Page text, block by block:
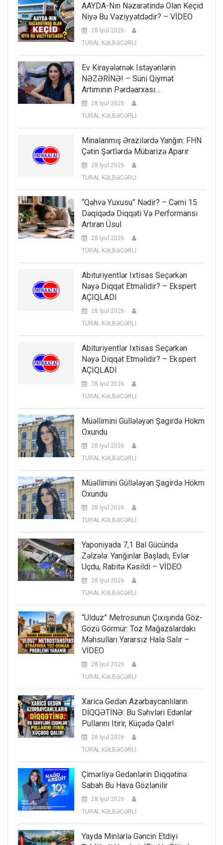
AAYDA-Nın Nəzarətində Olan Keçid
Niyə Bu Vəziyyətdədir? – VİDEO
28 İyul 2026
TURAL KƏLBƏCƏRLİ
Ev Kirayələmək Istəyənlərin
NƏZƏRİNƏ! – Süni Qiymət
Artımının Pərdəarxası…
28 İyul 2026
TURAL KƏLBƏCƏRLİ
Minalanmış Ərazilərdə Yanğın: FHN
Çətin Şərtlərdə Mübarizə Aparır
28 İyul 2026
TURAL KƏLBƏCƏRLİ
“Qəhvə Yuxusu” Nədir? – Cəmi 15
Dəqiqədə Diqqəti Və Performansı
Artıran Üsul
28 İyul 2026
TURAL KƏLBƏCƏRLİ
Abituriyentlər Ixtisas Seçərkən
Nəyə Diqqət Etməlidir? – Ekspert
AÇIQLADI
28 İyul 2026
TURAL KƏLBƏCƏRLİ
Abituriyentlər Ixtisas Seçərkən
Nəyə Diqqət Etməlidir? – Ekspert
AÇIQLADI
28 İyul 2026
TURAL KƏLBƏCƏRLİ
Müəllimini Güllələyən Şagirdə Hökm
Oxundu
28 İyul 2026
TURAL KƏLBƏCƏRLİ
Müəllimini Güllələyən Şagirdə Hökm
Oxundu
28 İyul 2026
TURAL KƏLBƏCƏRLİ
Yaponiyada 7,1 Bal Gücündə
Zəlzələ: Yanğınlar Başladı, Evlər
Uçdu, Rabitə Kəsildi – VİDEO
28 İyul 2026
TURAL KƏLBƏCƏRLİ
“Ulduz” Metrosunun Çıxışında Göz-
Gözü Görmür: Toz Mağazalardakı
Məhsulları Yararsız Hala Salır –
VİDEO
28 İyul 2026
TURAL KƏLBƏCƏRLİ
Xaricə Gedən Azərbaycanlıların
DİQQƏTİNƏ: Bu Səhvləri Edənlər
Pullarını Itirir, Küçədə Qalır!
28 İyul 2026
TURAL KƏLBƏCƏRLİ
Çimərliyə Gedənlərin Diqqətinə:
Sabah Bu Hava Gözlənilir
28 İyul 2026
TURAL KƏLBƏCƏRLİ
Yayda Minlərlə Gəncin Etdiyi